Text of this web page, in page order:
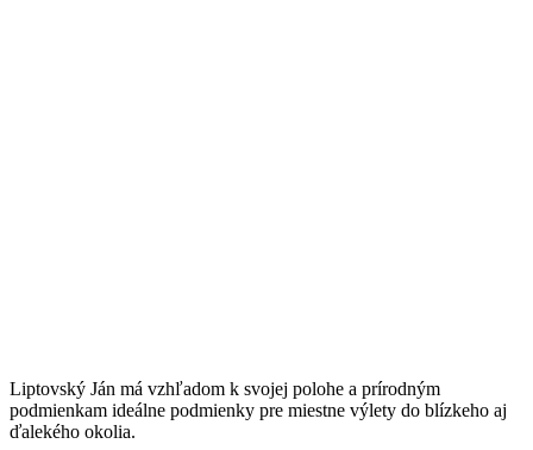
Liptovský Ján má vzhľadom k svojej polohe a prírodným
podmienkam ideálne podmienky pre miestne výlety do blízkeho aj
ďalekého okolia.